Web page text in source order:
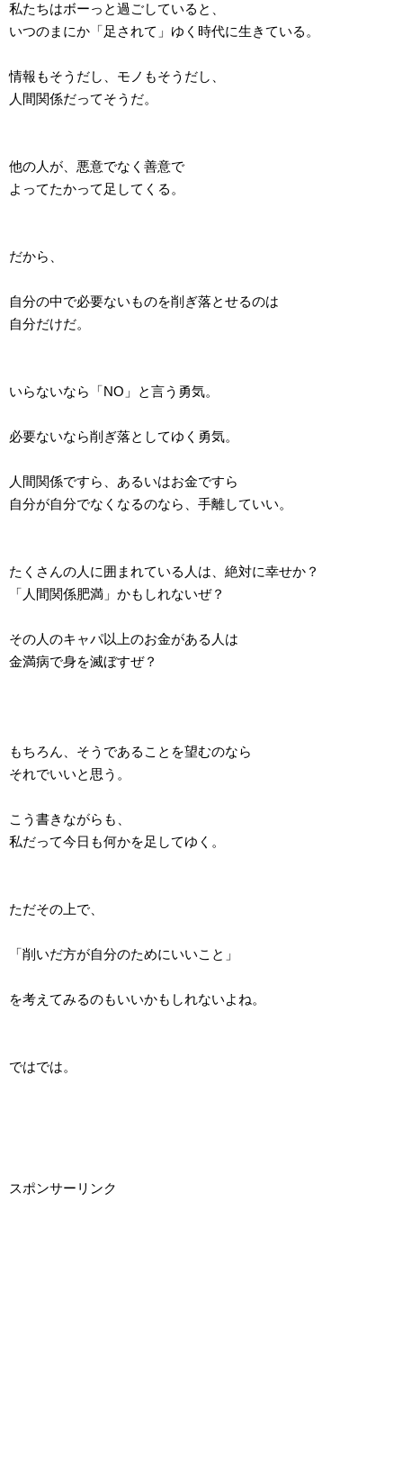
私たちはボーっと過ごしていると、
いつのまにか「足されて」ゆく時代に生きている。
情報もそうだし、モノもそうだし、
人間関係だってそうだ。
他の人が、悪意でなく善意で
よってたかって足してくる。
だから、
自分の中で必要ないものを削ぎ落とせるのは
自分だけだ。
いらないなら「NO」と言う勇気。
必要ないなら削ぎ落としてゆく勇気。
人間関係ですら、あるいはお金ですら
自分が自分でなくなるのなら、手離していい。
たくさんの人に囲まれている人は、絶対に幸せか？
「人間関係肥満」かもしれないぜ？
その人のキャパ以上のお金がある人は
金満病で身を滅ぼすぜ？
もちろん、そうであることを望むのなら
それでいいと思う。
こう書きながらも、
私だって今日も何かを足してゆく。
ただその上で、
「削いだ方が自分のためにいいこと」
を考えてみるのもいいかもしれないよね。
ではでは。
スポンサーリンク